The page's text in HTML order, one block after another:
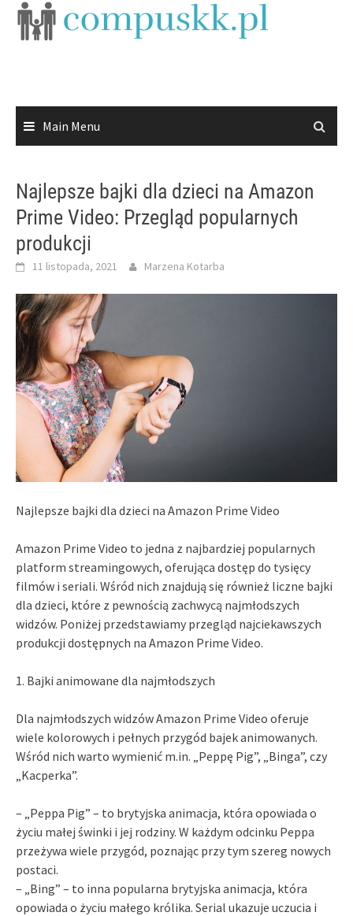
Skip
Main Menu
Najlepsze bajki dla dzieci na Amazon
Prime Video: Przegląd popularnych
produkcji
11 listopada, 2021 Marzena Kotarba
Najlepsze bajki dla dzieci na Amazon Prime Video
Amazon Prime Video to jedna z najbardziej popularnych
platform streamingowych, oferująca dostęp do tysięcy
filmów i seriali. Wśród nich znajdują się również liczne bajki
dla dzieci, które z pewnością zachwycą najmłodszych
widzów. Poniżej przedstawiamy przegląd najciekawszych
produkcji dostępnych na Amazon Prime Video.
1. Bajki animowane dla najmłodszych
Dla najmłodszych widzów Amazon Prime Video oferuje
wiele kolorowych i pełnych przygód bajek animowanych.
Wśród nich warto wymienić m.in. „Peppę Pig”, „Binga”, czy
„Kacperka”.
– „Peppa Pig” – to brytyjska animacja, która opowiada o
życiu małej świnki i jej rodziny. W każdym odcinku Peppa
przeżywa wiele przygód, poznając przy tym szereg nowych
postaci.
– „Bing” – to inna popularna brytyjska animacja, która
opowiada o życiu małego królika. Serial ukazuje uczucia i